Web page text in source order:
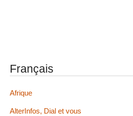
Français
Afrique
AlterInfos, Dial et vous